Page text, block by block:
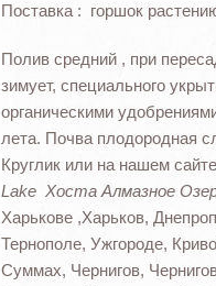
Поставка : горшок
Полив средний , при
зимует, специального
органическими
лета. Почва плодородная
Круглик или на нашем
Lake Хоста Алмазное
Харькове ,Харьков,
Тернополе, Ужгороде,
Суммах, Чернигов,